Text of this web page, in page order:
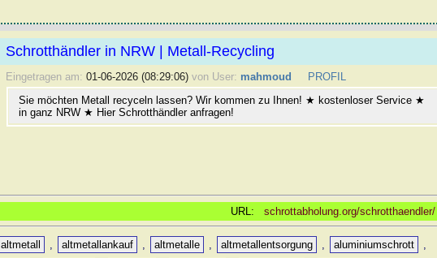
Schrotthändler in NRW | Metall-Recycling
Eingetragen am: 01-06-2026 (08:29:06) von User: mahmoud
PROFIL
Sie möchten Metall recyceln lassen? Wir kommen zu Ihnen! ★ kostenloser Service ★
in ganz NRW ★ Hier Schrotthändler anfragen!
URL: schrottabholung.org/schrotthaendler/
altmetall , altmetallankauf , altmetalle , altmetallentsorgung , aluminiumschrott
,